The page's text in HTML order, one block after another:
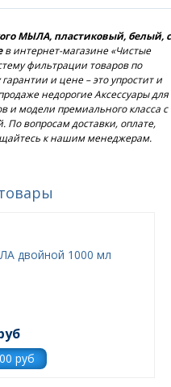
МЫЛА, пластиковый, белый, с
в интернет-магазине «Чистые
фильтрации товаров по
и цене – это упростит и
недорогие Аксессуары для
и модели премиального класса с
вопросам доставки, оплате,
к нашим менеджерам.
двойной 1000 мл